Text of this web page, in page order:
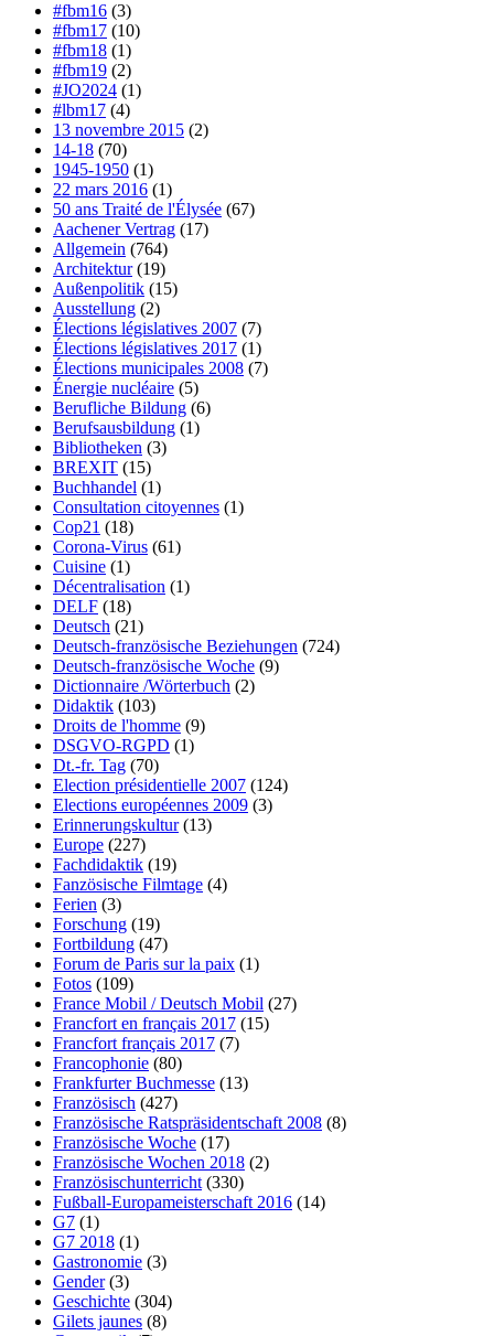
#fbm16 (3)
#fbm17 (10)
#fbm18 (1)
#fbm19 (2)
#JO2024 (1)
#lbm17 (4)
13 novembre 2015 (2)
14-18 (70)
1945-1950 (1)
22 mars 2016 (1)
50 ans Traité de l'Élysée (67)
Aachener Vertrag (17)
Allgemein (764)
Architektur(19)
Außenpolitik (15)
Ausstellung (2)
Élections législatives 2007 (7)
Élections législatives 2017 (1)
Élections municipales 2008 (7)
Énergie nucléaire (5)
Berufliche Bildung (6)
Berufsausbildung (1)
Bibliotheken (3)
BREXIT (15)
Buchhandel (1)
Consultation citoyennes (1)
Cop21 (18)
Corona-Virus (61)
Cuisine (1)
Décentralisation (1)
DELF (18)
Deutsch (21)
Deutsch-französische Beziehungen (724)
Deutsch-französische Woche (9)
Dictionnaire /Wörterbuch (2)
Didaktik (103)
Droits de l'homme (9)
DSGVO-RGPD (1)
Dt.-fr. Tag (70)
Election présidentielle 2007 (124)
Elections européennes 2009 (3)
Erinnerungskultur(13)
Europe (227)
Fachdidaktik (19)
Fanzösische Filmtage (4)
Ferien (3)
Forschung (19)
Fortbildung (47)
Forum de Paris sur la paix (1)
Fotos (109)
France Mobil / Deutsch Mobil (27)
Francfort en français 2017 (15)
Francfort français 2017 (7)
Francophonie (80)
Frankfurter Buchmesse (13)
Französisch (427)
Französische Ratspräsidentschaft 2008 (8)
Französische Woche (17)
Französische Wochen 2018 (2)
Französischunterricht (330)
Fußball-Europameisterschaft 2016 (14)
G7 (1)
G7 2018 (1)
Gastronomie (3)
Gender(3)
Geschichte (304)
Gilets jaunes (8)